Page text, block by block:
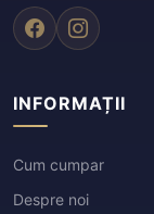
INFORMAȚII
Cum cumpar
Despre noi